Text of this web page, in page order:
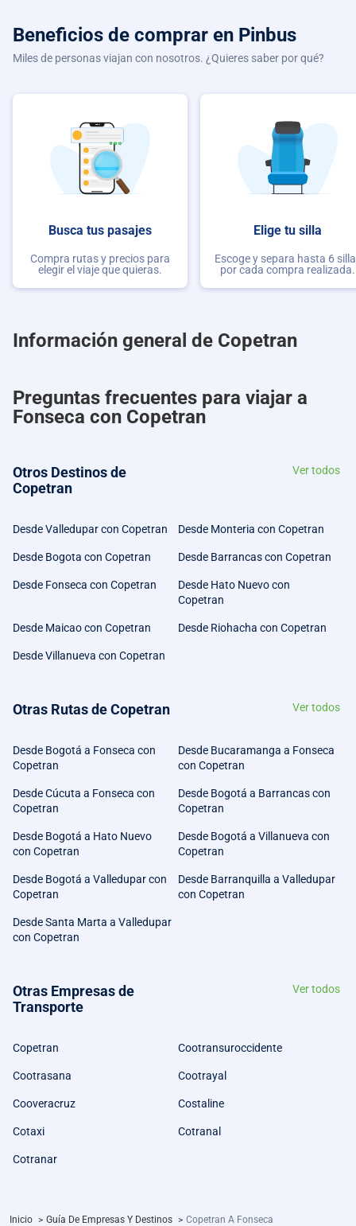
Beneficios de comprar en Pinbus
Miles de personas viajan con nosotros. ¿Quieres saber por qué?
Busca tus pasajes
Compra rutas y precios para
elegir el viaje que quieras.
Elige tu silla
Escoge y separa hasta 6
por cada compra realizada.
Información general de Copetran
Preguntas frecuentes para viajar a
Fonseca con Copetran
Otros Destinos de
Copetran
Ver todos
Desde Valledupar con Copetran Desde Monteria con Copetran
Desde Bogota con Copetran Desde Barrancas con Copetran
Desde Fonseca con Copetran
Desde Hato Nuevo con
Copetran
Desde Maicao con Copetran Desde Riohacha con Copetran
Desde Villanueva con Copetran
Otras Rutas de Copetran Ver todos
Desde Bogotá a Fonseca con
Copetran
Desde Bucaramanga a Fonseca
con Copetran
Desde Cúcuta a Fonseca con
Copetran
Desde Bogotá a Barrancas con
Copetran
Desde Bogotá a Hato Nuevo
con Copetran
Desde Bogotá a Villanueva con
Copetran
Desde Bogotá a Valledupar con
Copetran
Desde Barranquilla a Valledupar
con Copetran
Desde Santa Marta a Valledupar
con Copetran
Otras Empresas de
Transporte
Ver todos
Copetran Cootransuroccidente
Cootrasana Cootrayal
Cooveracruz Costaline
Cotaxi Cotranal
Cotranar
Inicio > Guía De Empresas Y Destinos > Copetran A Fonseca